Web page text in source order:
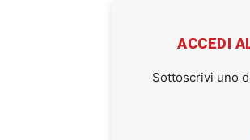
ACCEDI
Sottoscrivi uno